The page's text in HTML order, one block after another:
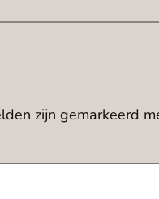
zijn gemarkeerd